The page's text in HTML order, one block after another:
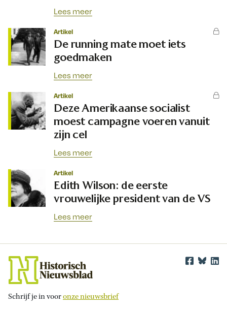
Lees meer
Artikel
De running mate moet iets
goedmaken
Lees meer
Artikel
Deze Amerikaanse socialist
moest campagne voeren vanuit
zijn cel
Lees meer
Artikel
Edith Wilson: de eerste
vrouwelijke president van de VS
Lees meer
Schrijf je in vooronze nieuwsbrief